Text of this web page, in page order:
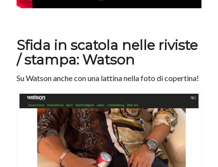
Sfida in scatola nelle riviste
/ stampa: Watson
Su Watson anche con una lattina nella foto di copertina!